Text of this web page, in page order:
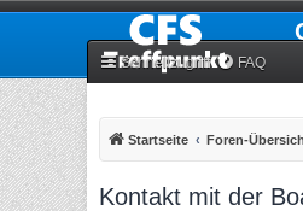
Schnellzugriff FAQ
Startseite Foren-
Kontakt mit der